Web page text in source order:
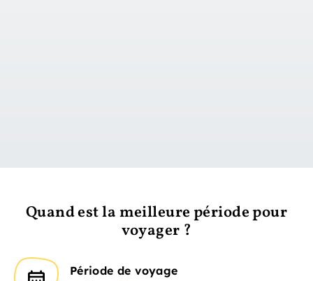
Quand est la meilleure période pour
voyager ?
Période de voyage